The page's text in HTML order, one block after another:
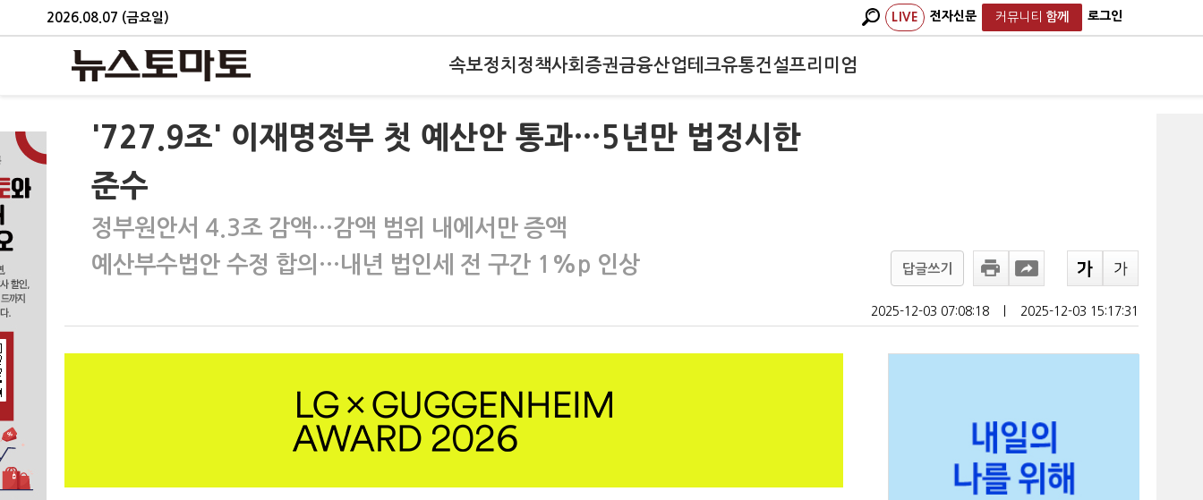
2026.08.07 (금요일) LIVE 전자신문 커뮤니티 함께 로그인
속보정치 정책사회 증권금융산업테크유통건설프리미엄
'727.9조' 이재명정부 첫 예산안 통과…5년만 법정시한
준수
정부원안서 4.3조 감액…감액 범위 내에서만 증액
예산부수법안 수정 합의…내년 법인세 전 구간 1%p 인상
답글쓰기
2025-12-03 07:08:18 2025-12-03 15:17:31